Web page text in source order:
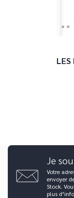
LES
Je
Votre
envoyer
Stock.
plus